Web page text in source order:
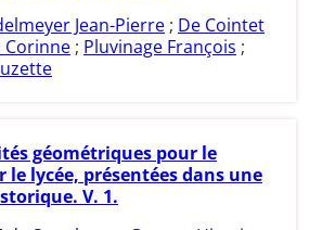
Jean-Pierre ; De Cointet
Corinne ; Pluvinage François ;
géométriques pour le
le lycée, présentées dans une
V. 1.